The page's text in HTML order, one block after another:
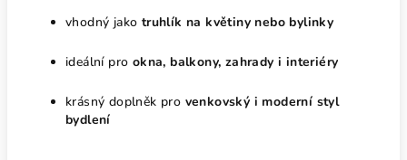
vhodný jako truhlík na květiny nebo bylinky
ideální pro okna, balkony, zahrady i interiéry
krásný doplněk pro venkovský i moderní styl
bydlení